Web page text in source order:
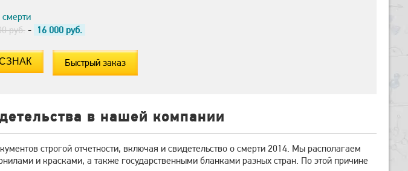
смерти
руб. - 16 000 руб.
Быстрый заказ
в нашей компании
строгой отчетности, включая и свидетельство о смерти 2014. Мы располагаем
и красками, а также государственными бланками разных стран. По этой причине